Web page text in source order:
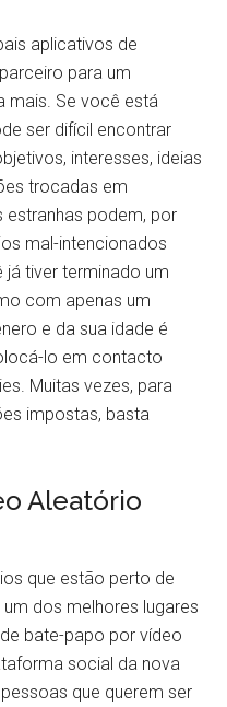
aplicativos de
para um
mais. Se você está
ser difícil encontrar
interesses, ideias
trocadas em
podem, por
mal-intencionados
tiver terminado um
com apenas um
e da sua idade é
lo em contacto
Muitas vezes, para
impostas, basta
Aleatório
que estão perto de
dos melhores lugares
bate-papo por vídeo
social da nova
que querem ser